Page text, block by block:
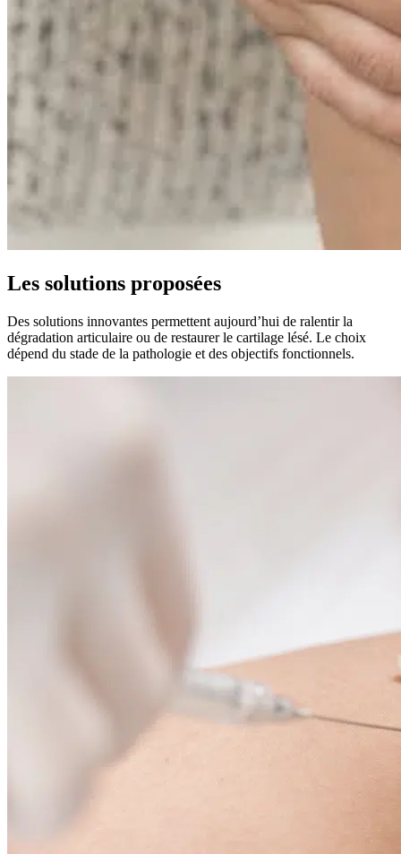
Les solutions proposées
Des solutions innovantes permettent aujourd’hui de ralentir la
dégradation articulaire ou de restaurer le cartilage lésé. Le choix
dépend du stade de la pathologie et des objectifs fonctionnels.